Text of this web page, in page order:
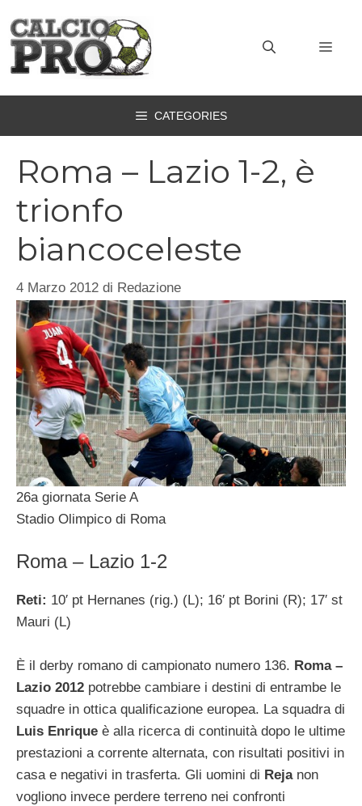
contenuto
CATEGORIES
Roma – Lazio 1-2, è
trionfo
biancoceleste
4 Marzo 2012 di Redazione
26a giornata Serie A
Stadio Olimpico di Roma
Roma – Lazio 1-2
Reti: 10′ pt Hernanes (rig.) (L); 16′ pt Borini (R); 17′ st
Mauri (L)
È il derby romano di campionato numero 136. Roma –
Lazio 2012 potrebbe cambiare i destini di entrambe le
squadre in ottica qualificazione europea. La squadra di
Luis Enrique è alla ricerca di continuità dopo le ultime
prestazioni a corrente alternata, con risultati positivi in
casa e negativi in trasferta. Gli uomini di Rejanon
vogliono invece perdere terreno nei confronti